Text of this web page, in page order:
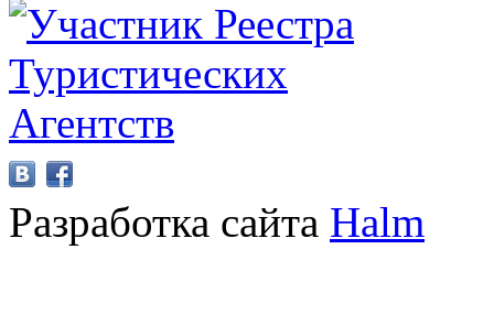
Разработка сайта Halm